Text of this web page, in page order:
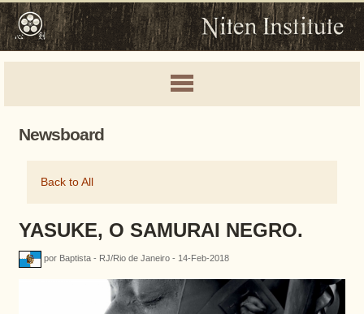
Newsboard
Back to All
YASUKE, O SAMURAI NEGRO.
por Baptista - RJ/Rio de Janeiro - 14-Feb-2018